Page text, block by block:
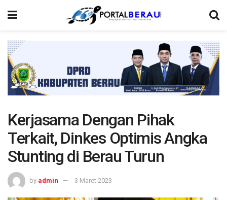
Kerjasama Dengan Pihak
Terkait, Dinkes Optimis Angka
Stunting di Berau Turun
by admin 3 Maret 2023